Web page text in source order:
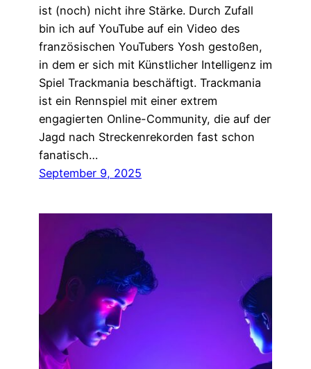
ist (noch) nicht ihre Stärke. Durch Zufall
bin ich auf YouTube auf ein Video des
französischen YouTubers Yosh gestoßen,
in dem er sich mit Künstlicher Intelligenz im
Spiel Trackmania beschäftigt. Trackmania
ist ein Rennspiel mit einer extrem
engagierten Online-Community, die auf der
Jagd nach Streckenrekorden fast schon
fanatisch…
September 9, 2025